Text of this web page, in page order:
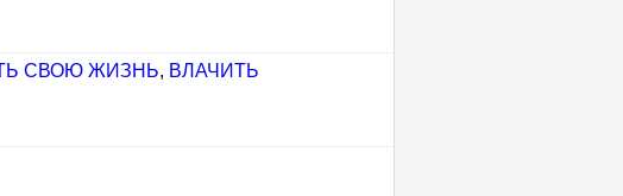
СВОЮ ЖИЗНЬ, ВЛАЧИТЬ